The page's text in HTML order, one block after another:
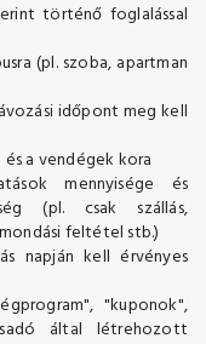
történő foglalással
(pl. szoba, apartman
időpont meg kell
a vendégek kora
mennyisége és
(pl. csak szállás,
feltétel stb.)
napján kell érvényes
"kuponok",
által létrehozott